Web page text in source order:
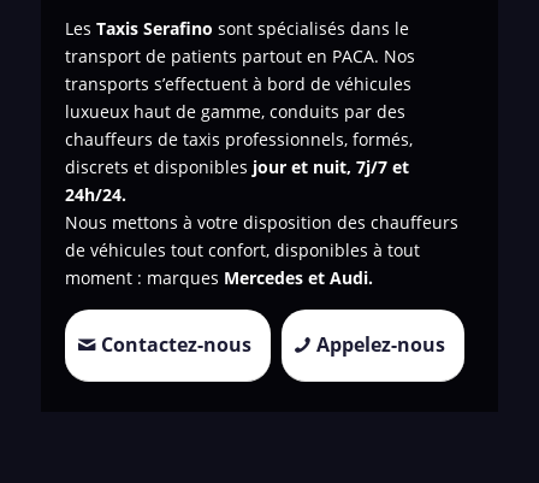
Les Taxis Serafino sont spécialisés dans le
transport de patients partout en PACA. Nos
transports s’effectuent à bord de véhicules
luxueux haut de gamme, conduits par des
chauffeurs de taxis professionnels, formés,
discrets et disponibles jour et nuit, 7j/7 et
24h/24.
Nous mettons à votre disposition des chauffeurs
de véhicules tout confort, disponibles à tout
moment : marques Mercedes et Audi.
Contactez-nous Appelez-nous